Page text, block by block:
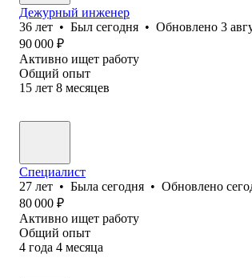
Дежурный инженер
36 лет • Был сегодня • Обновлено 3
90 000 ₽
Активно ищет работу
Общий опыт
15 лет 8 месяцев
Специалист
27 лет • Была сегодня • Обновлено
80 000 ₽
Активно ищет работу
Общий опыт
4 года 4 месяца